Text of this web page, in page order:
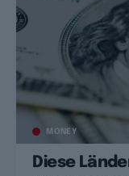
MONEY
Diese